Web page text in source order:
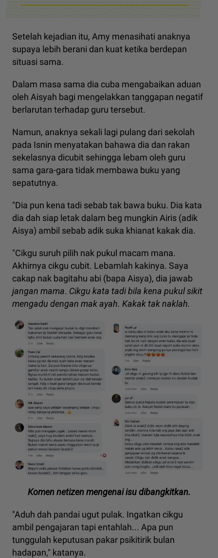
Setelah kejadian itu, Amy menasihati anaknya
supaya lebih berani dan kuat ketika berdepan
situasi sama.
Dalam masa sama dia cuba mengabaikan aduan
oleh Aisyah bagi mengelakkan tanggapan negatif
berlarutan terhadap guru tersebut.
Namun, anaknya sekali lagi pulang dari sekolah
pada Isnin menyatakan bahawa dia dan rakan
sekelasnya dicubit sehingga lebam oleh guru
sama gara-gara tidak membawa buku yang
sepatutnya.
"Dia pun kena tadi sebab tak bawa buku. Dia kata
dia dah siap letak dalam beg mungkin Airis (adik
Aisya) ambil sebab adik suka khianat kakak dia.
"Cikgu suruh pilih nak pukul macam mana.
Akhirnya cikgu cubit. Lebamlah kakinya. Saya
cakap nak bagitahu abi (bapa Aisya), dia jawab
jangan mama. Cikgu kata tadi bila kena pukul sikit
mengadu dengan mak ayah. Kakak tak naklah.
Komen netizen mengenai isu dibangkitkan.
"Aduh dah pandai ugut pulak. Ingatkan cikgu
ambil pengajaran tapi entahlah... Apa pun
tunggulah keputusan pakar psikitirik bulan
hadapan," katanya.